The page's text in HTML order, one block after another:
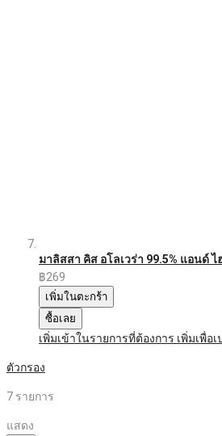
มาลิสสา คิส อโลเวร่า 99.5% แอนด์
฿269
เพิ่มในตะกร้า
ซื้อเลย
เพิ่มเข้าในรายการที่ต้องการ เพิ่มเพื่อ
ตัวกรอง
7 รายการ
แสดง